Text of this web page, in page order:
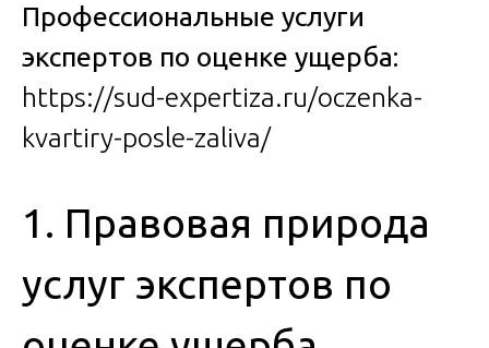
Профессиональные услуги
экспертов по оценке ущерба:
https://sud-expertiza.ru/oczenka-
kvartiry-posle-zaliva/
1. Правовая природа
услуг экспертов по